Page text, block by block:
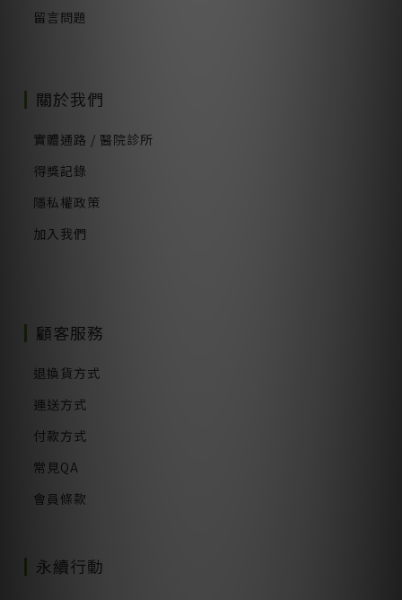
留言問題
關於我們
實體通路 / 醫院診所
得獎記錄
隱私權政策
加入我們
顧客服務
退換貨方式
運送方式
付款方式
常見QA
會員條款
永續行動